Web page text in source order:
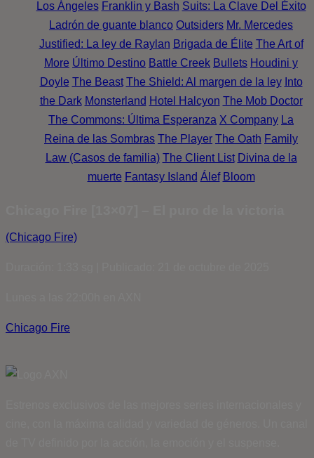
Los Ángeles Franklin y Bash Suits: La Clave Del Éxito
Ladrón de guante blanco Outsiders Mr. Mercedes
Justified: La ley de Raylan Brigada de Élite The Art of
More Último Destino Battle Creek Bullets Houdini y
Doyle The Beast The Shield: Al margen de la ley Into
the Dark Monsterland Hotel Halcyon The Mob Doctor
The Commons: Última Esperanza X Company La
Reina de las Sombras The Player The Oath Family
Law (Casos de familia) The Client List Divina de la
muerte Fantasy Island Álef Bloom
(Chicago Fire)
Chicago Fire